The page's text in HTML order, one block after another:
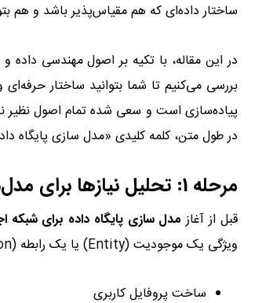
ساختار داده‌ای که هم مقیاس‌پذیر باشد و هم
در این مقاله، با تکیه بر اصول مهندسی داده و
بررسی می‌کنیم تا شما بتوانید ساختار
پیاده‌سازی است و سعی شده تمام اصول نظیر
در طول متن، کلمه کلیدی «مدل سازی پایگاه داده برای شبکه اجتماعی» ۱۵ بار
مرحله 1: تحلیل نیازها برای مدل‌سازی پایگاه داده برای شبکه اجتماعی
قبل از آغاز مدل سازی پایگاه داده برای شبکه
ویژگی یک موجودیت (Entity) یا یک رابطه (Relation) را ایجاد می‌کند. ویژگی‌های رایج عبارتند از:
ساخت پروفایل کاربری